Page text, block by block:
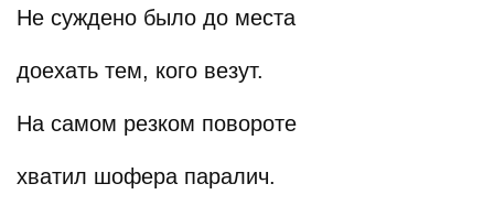
Не суждено было до места
доехать тем, кого везут.
На самом резком повороте
хватил шофера паралич.